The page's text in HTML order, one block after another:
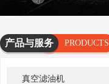
产品与服务
PRODUCTS
真空滤油机